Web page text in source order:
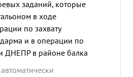
заданий, которые
в ходе
по захвату
и в операции по
ДНЕПР в районе балка
впереди с